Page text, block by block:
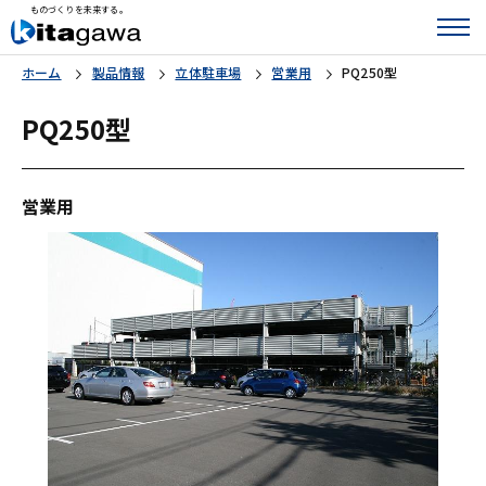
ものづくりを未来する。
ホーム 製品情報 立体駐車場 営業用 PQ250型
PQ250型
営業用